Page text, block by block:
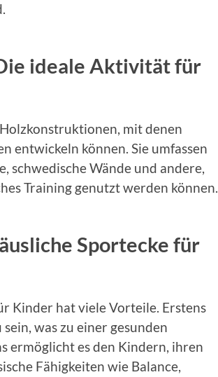
ideale Aktivität für
mit denen
entwickeln können. Sie umfassen
schwedische Wände und andere,
Training genutzt werden können.
Sportecke für
Kinder hat viele Vorteile. Erstens
was zu einer gesunden
ermöglicht es den Kindern, ihren
Fähigkeiten wie Balance,